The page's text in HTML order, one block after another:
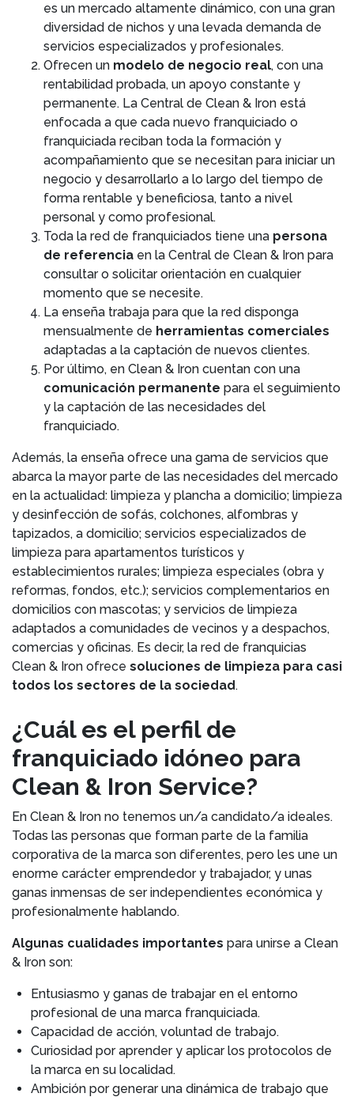
es un mercado altamente dinámico, con una gran
diversidad de nichos y una levada demanda de
servicios especializados y profesionales.
Ofrecen un modelo de negocio real, con una
rentabilidad probada, un apoyo constante y
permanente. La Central de Clean & Iron está
enfocada a que cada nuevo franquiciado o
franquiciada reciban toda la formación y
acompañamiento que se necesitan para iniciar un
negocio y desarrollarlo a lo largo del tiempo de
forma rentable y beneficiosa, tanto a nivel
personal y como profesional.
Toda la red de franquiciados tiene una persona
de referencia en la Central de Clean & Iron para
consultar o solicitar orientación en cualquier
momento que se necesite.
La enseña trabaja para que la red disponga
mensualmente de herramientas comerciales
adaptadas a la captación de nuevos clientes.
Por último, en Clean & Iron cuentan con una
comunicación permanente para el seguimiento
y la captación de las necesidades del
franquiciado.
Además, la enseña ofrece una gama de servicios que
abarca la mayor parte de las necesidades del mercado
en la actualidad: limpieza y plancha a domicilio; limpieza
y desinfección de sofás, colchones, alfombras y
tapizados, a domicilio; servicios especializados de
limpieza para apartamentos turísticos y
establecimientos rurales; limpieza especiales (obra y
reformas, fondos, etc.); servicios complementarios en
domicilios con mascotas; y servicios de limpieza
adaptados a comunidades de vecinos y a despachos,
comercias y oficinas. Es decir, la red de franquicias
Clean & Iron ofrece soluciones de limpieza para casi
todos los sectores de la sociedad.
¿Cuál es el perfil de
franquiciado idóneo para
Clean & Iron Service?
En Clean & Iron no tenemos un/a candidato/a ideales.
Todas las personas que forman parte de la familia
corporativa de la marca son diferentes, pero les une un
enorme carácter emprendedor y trabajador, y unas
ganas inmensas de ser independientes económica y
profesionalmente hablando.
Algunas cualidades importantes para unirse a Clean
& Iron son:
Entusiasmo y ganas de trabajar en el entorno
profesional de una marca franquiciada.
Capacidad de acción, voluntad de trabajo.
Curiosidad por aprender y aplicar los protocolos de
la marca en su localidad.
Ambición por generar una dinámica de trabajo que